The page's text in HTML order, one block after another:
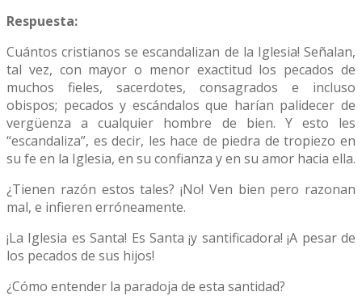
Respuesta:
Cuántos cristianos se escandalizan de la Iglesia! Señalan,
tal vez, con mayor o menor exactitud los pecados de
muchos fieles, sacerdotes, consagrados e incluso
obispos; pecados y escándalos que harían palidecer de
vergüenza a cualquier hombre de bien. Y esto les
“escandaliza”, es decir, les hace de piedra de tropiezo en
su fe en la Iglesia, en su confianza y en su amor hacia ella.
¿Tienen razón estos tales? ¡No! Ven bien pero razonan
mal, e infieren erróneamente.
¡La Iglesia es Santa! Es Santa ¡y santificadora! ¡A pesar de
los pecados de sus hijos!
¿Cómo entender la paradoja de esta santidad?